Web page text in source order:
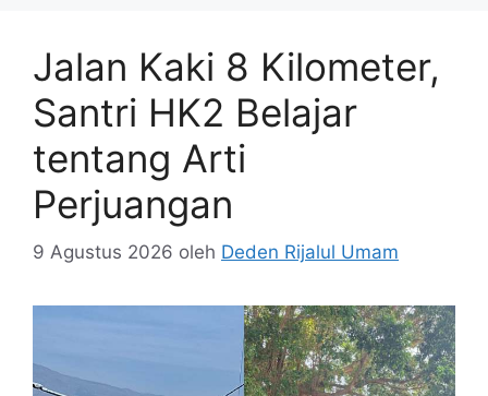
Jalan Kaki 8 Kilometer,
Santri HK2 Belajar
tentang Arti
Perjuangan
9 Agustus 2026 oleh Deden Rijalul Umam